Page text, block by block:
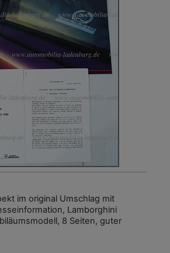
im original Umschlag mit
Lamborghini
8 Seiten, guter